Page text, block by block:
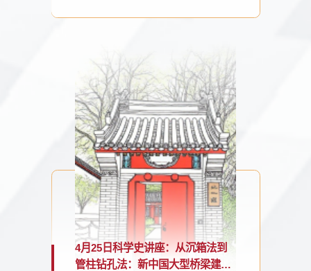
4月25日科学史讲座：从沉箱法到
管柱钻孔法：新中国大型桥梁建设